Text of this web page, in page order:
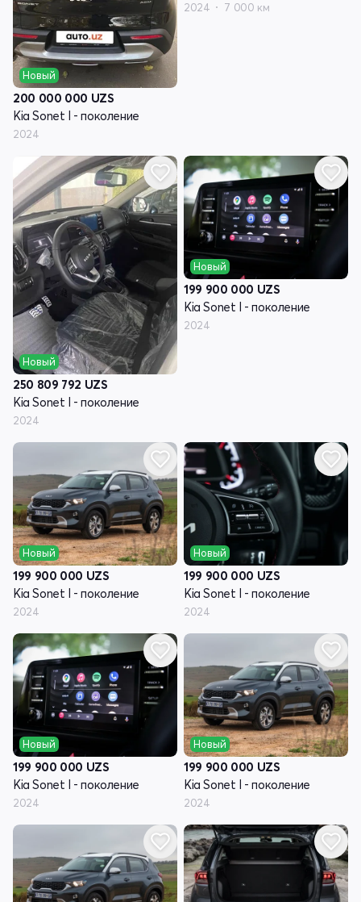
Новый
200 000 000 UZS
Kia Sonet I - поколение
2024
2024 7 000 км
Новый
250 809 792 UZS
Kia Sonet I - поколение
2024
Новый
199 900 000 UZS
Kia Sonet I - поколение
2024
Новый
199 900 000 UZS
Kia Sonet I - поколение
2024
Новый
199 900 000 UZS
Kia Sonet I - поколение
2024
Новый
199 900 000 UZS
Kia Sonet I - поколение
2024
Новый
199 900 000 UZS
Kia Sonet I - поколение
2024